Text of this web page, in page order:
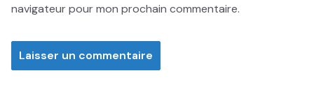
navigateur pour mon prochain commentaire.